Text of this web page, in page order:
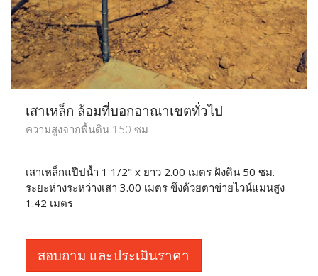
เสาเหล็ก ล้อมที่บอกอาณาเขตทั่วไป
ความสูงจากพื้นดิน 150 ซม
เสาเหล็กแป๊ปน้ำ 1 1/2" x ยาว 2.00 เมตร ฝังดิน 50 ซม.
ระยะห่างระหว่างเสา 3.00 เมตร ขึงด้วยตาข่ายไวน์แมนสูง
1.42 เมตร
สอบถาม และประเมินราคา